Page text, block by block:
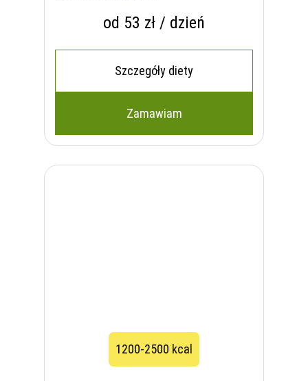
od 53 zł / dzień
Szczegóły diety
Zamawiam
1200-2500 kcal